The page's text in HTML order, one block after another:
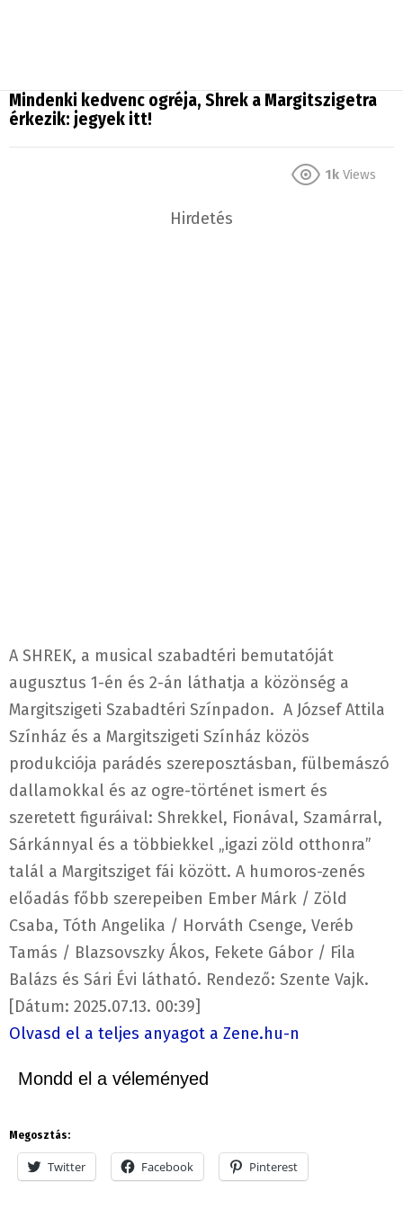
Mindenki kedvenc ogréja, Shrek a Margitszigetra
érkezik: jegyek itt!
1k Views
Hirdetés
A SHREK, a musical szabadtéri bemutatóját
augusztus 1-én és 2-án láthatja a közönség a
Margitszigeti Szabadtéri Színpadon. A József Attila
Színház és a Margitszigeti Színház közös
produkciója parádés szereposztásban, fülbemászó
dallamokkal és az ogre-történet ismert és
szeretett figuráival: Shrekkel, Fionával, Szamárral,
Sárkánnyal és a többiekkel „igazi zöld otthonra”
talál a Margitsziget fái között. A humoros-zenés
előadás főbb szerepeiben Ember Márk / Zöld
Csaba, Tóth Angelika / Horváth Csenge, Veréb
Tamás / Blazsovszky Ákos, Fekete Gábor / Fila
Balázs és Sári Évi látható. Rendező: Szente Vajk.
[Dátum: 2025.07.13. 00:39]
Olvasd el a teljes anyagot a Zene.hu-n
Mondd el a véleményed
Megosztás:
Twitter Facebook Pinterest